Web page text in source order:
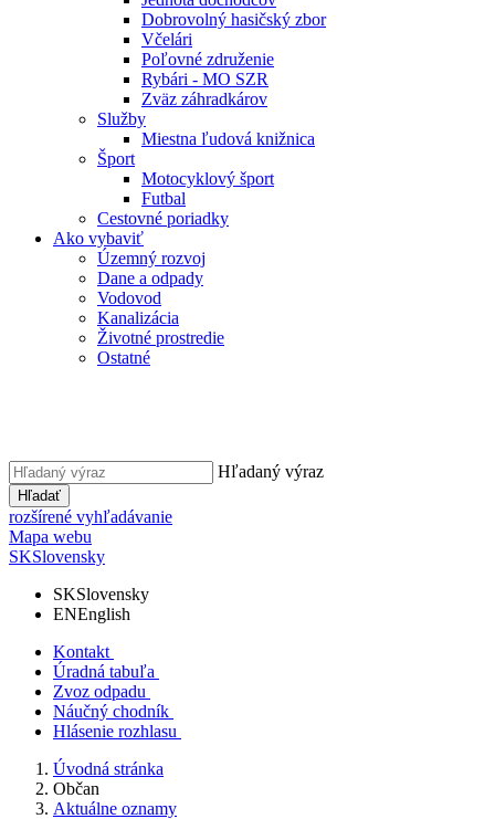
Dobrovolný hasičský zbor
Včelári
Poľovné združenie
Rybári - MO SZR
Zväz záhradkárov
Služby
Miestna ľudová knižnica
Šport
Motocyklový šport
Futbal
Cestovné poriadky
Ako vybaviť
Územný rozvoj
Dane a odpady
Vodovod
Kanalizácia
Životné prostredie
Ostatné
Hľadaný výraz
Hľadať
rozšírené vyhľadávanie
Mapa webu
SKSlovensky
SKSlovensky
ENEnglish
Kontakt
Úradná tabuľa
Zvoz odpadu
Náučný chodník
Hlásenie rozhlasu
Úvodná stránka
Občan
Aktuálne oznamy